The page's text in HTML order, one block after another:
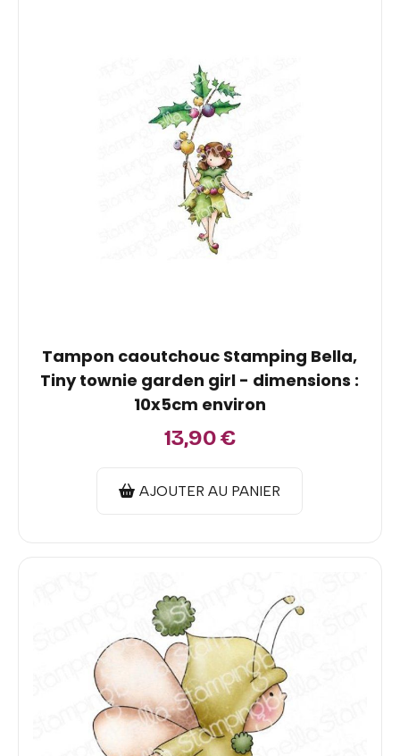
Tampon caoutchouc Stamping Bella,
Tiny townie garden girl - dimensions :
10x5cm environ
13,90€
AJOUTER AU PANIER